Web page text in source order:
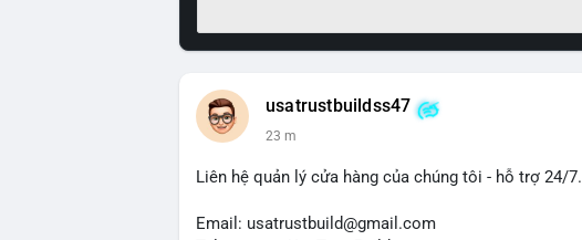
usatrustbuildss47
23 m
Liên hệ quản lý cửa hàng của chúng tôi - hỗ trợ 24/7.
Email: usatrustbuild@gmail.com